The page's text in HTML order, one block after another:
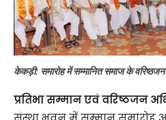
केकड़ी: समारोह में सम्मानित समाज के
प्रतिभा सम्मान एवं वरिष्ठजन